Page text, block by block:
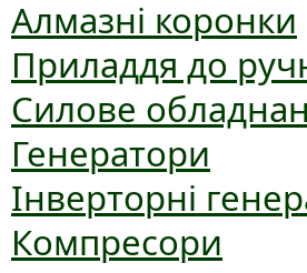
Алмазні коронки
Приладдя до
Силове
Генератори
Інверторні
Компресори